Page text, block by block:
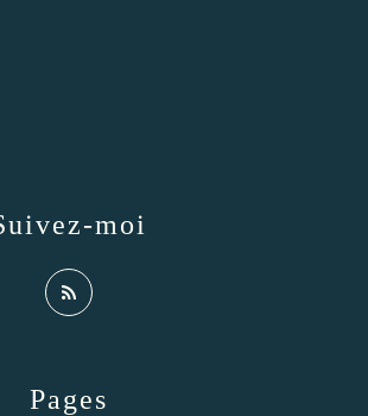
Pages
moi